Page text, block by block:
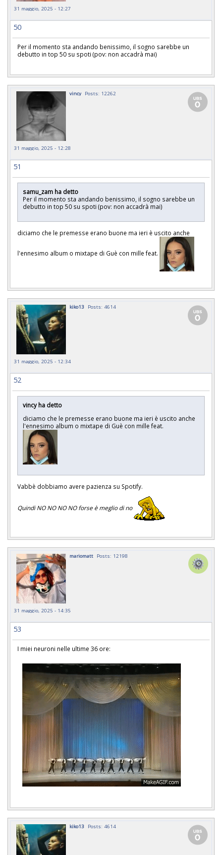
31 maggio, 2025 - 12:27
50
Per il momento sta andando benissimo, il sogno sarebbe un
debutto in top 50 su spoti (pov: non accadrà mai)
vincy Posts: 12262
31 maggio, 2025 - 12:28
51
samu_zam ha detto
Per il momento sta andando benissimo, il sogno sarebbe un
debutto in top 50 su spoti (pov: non accadrà mai)
diciamo che le premesse erano buone ma ieri è uscito anche
l'ennesimo album o mixtape di Guè con mille feat.
kiko13 Posts: 4614
31 maggio, 2025 - 12:34
52
vincy ha detto
diciamo che le premesse erano buone ma ieri è uscito anche
l'ennesimo album o mixtape di Guè con mille feat.
Vabbè dobbiamo avere pazienza su Spotify.
Quindi NO NO NO NO forse è meglio di no
mariomatt Posts: 12198
31 maggio, 2025 - 14:35
53
I miei neuroni nelle ultime 36 ore:
kiko13 Posts: 4614